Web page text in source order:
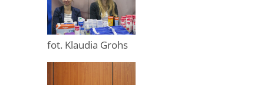
fot. Klaudia Grohs